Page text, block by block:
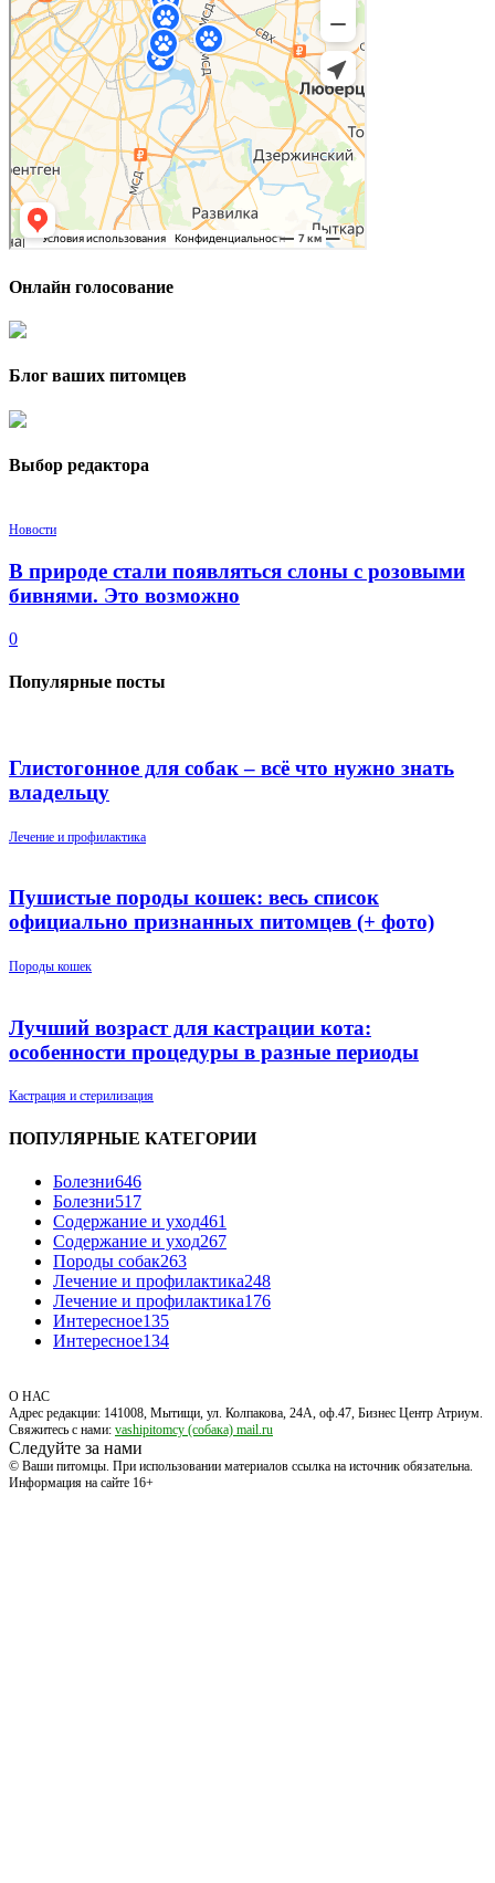
Онлайн голосование
Блог ваших питомцев
Выбор редактора
Новости
В природе стали появляться слоны с розовыми
бивнями. Это возможно
0
Популярные посты
Глистогонное для собак – всё что нужно знать
владельцу
Лечение и профилактика
Пушистые породы кошек: весь список
официально признанных питомцев (+ фото)
Породы кошек
Лучший возраст для кастрации кота:
особенности процедуры в разные периоды
Кастрация и стерилизация
ПОПУЛЯРНЫЕ КАТЕГОРИИ
Болезни646
Болезни517
Содержание и уход461
Содержание и уход267
Породы собак263
Лечение и профилактика248
Лечение и профилактика176
Интересное135
Интересное134
О НАС
Адрес редакции: 141008, Мытищи, ул. Колпакова, 24А, оф.47, Бизнес Центр Атриум.
Свяжитесь с нами: vashipitomcy (собака) mail.ru
Следуйте за нами
© Ваши питомцы. При использовании материалов ссылка на источник обязательна.
Информация на сайте 16+